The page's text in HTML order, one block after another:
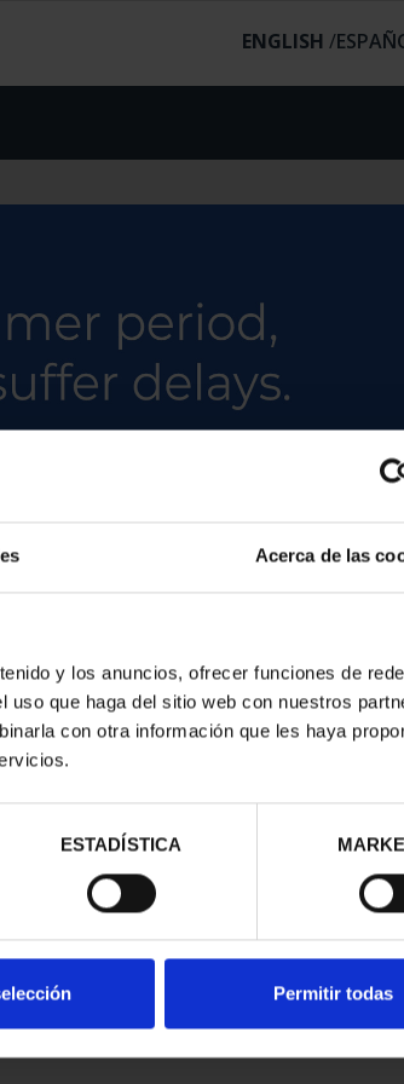
Acerca de las
y los anuncios, ofrecer funciones de
que haga del sitio web con nuestros
con otra información que les haya
ESTADÍSTICA
Permitir todas
ENGLISH /